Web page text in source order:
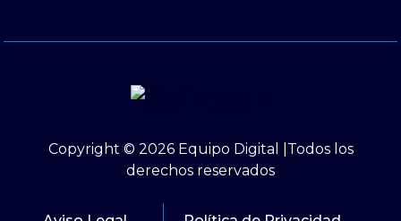
Copyright © 2026 Equipo Digital |Todos los
derechos reservados